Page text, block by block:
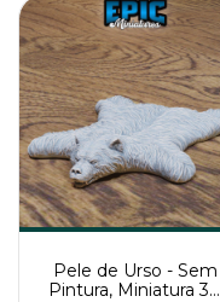
Pele de Urso - Sem
Pintura, Miniatura 3D